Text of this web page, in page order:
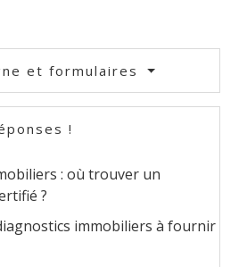
et formulaires
!
: où trouver un
?
immobiliers à fournir